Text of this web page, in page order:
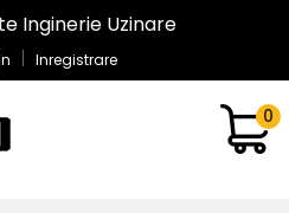
Inginerie Uzinare
Inregistrare
0